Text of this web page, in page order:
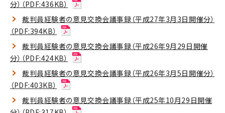
分）（PDF:436KB）
裁判員経験者の意見交換会議事録（平成27年3月3日開催分）
（PDF:394KB）
裁判員経験者の意見交換会議事録（平成26年9月29日開催
分）（PDF:424KB）
裁判員経験者の意見交換会議事録（平成26年3月5日開催分）
（PDF:403KB）
裁判員経験者の意見交換会議事録（平成25年10月29日開催